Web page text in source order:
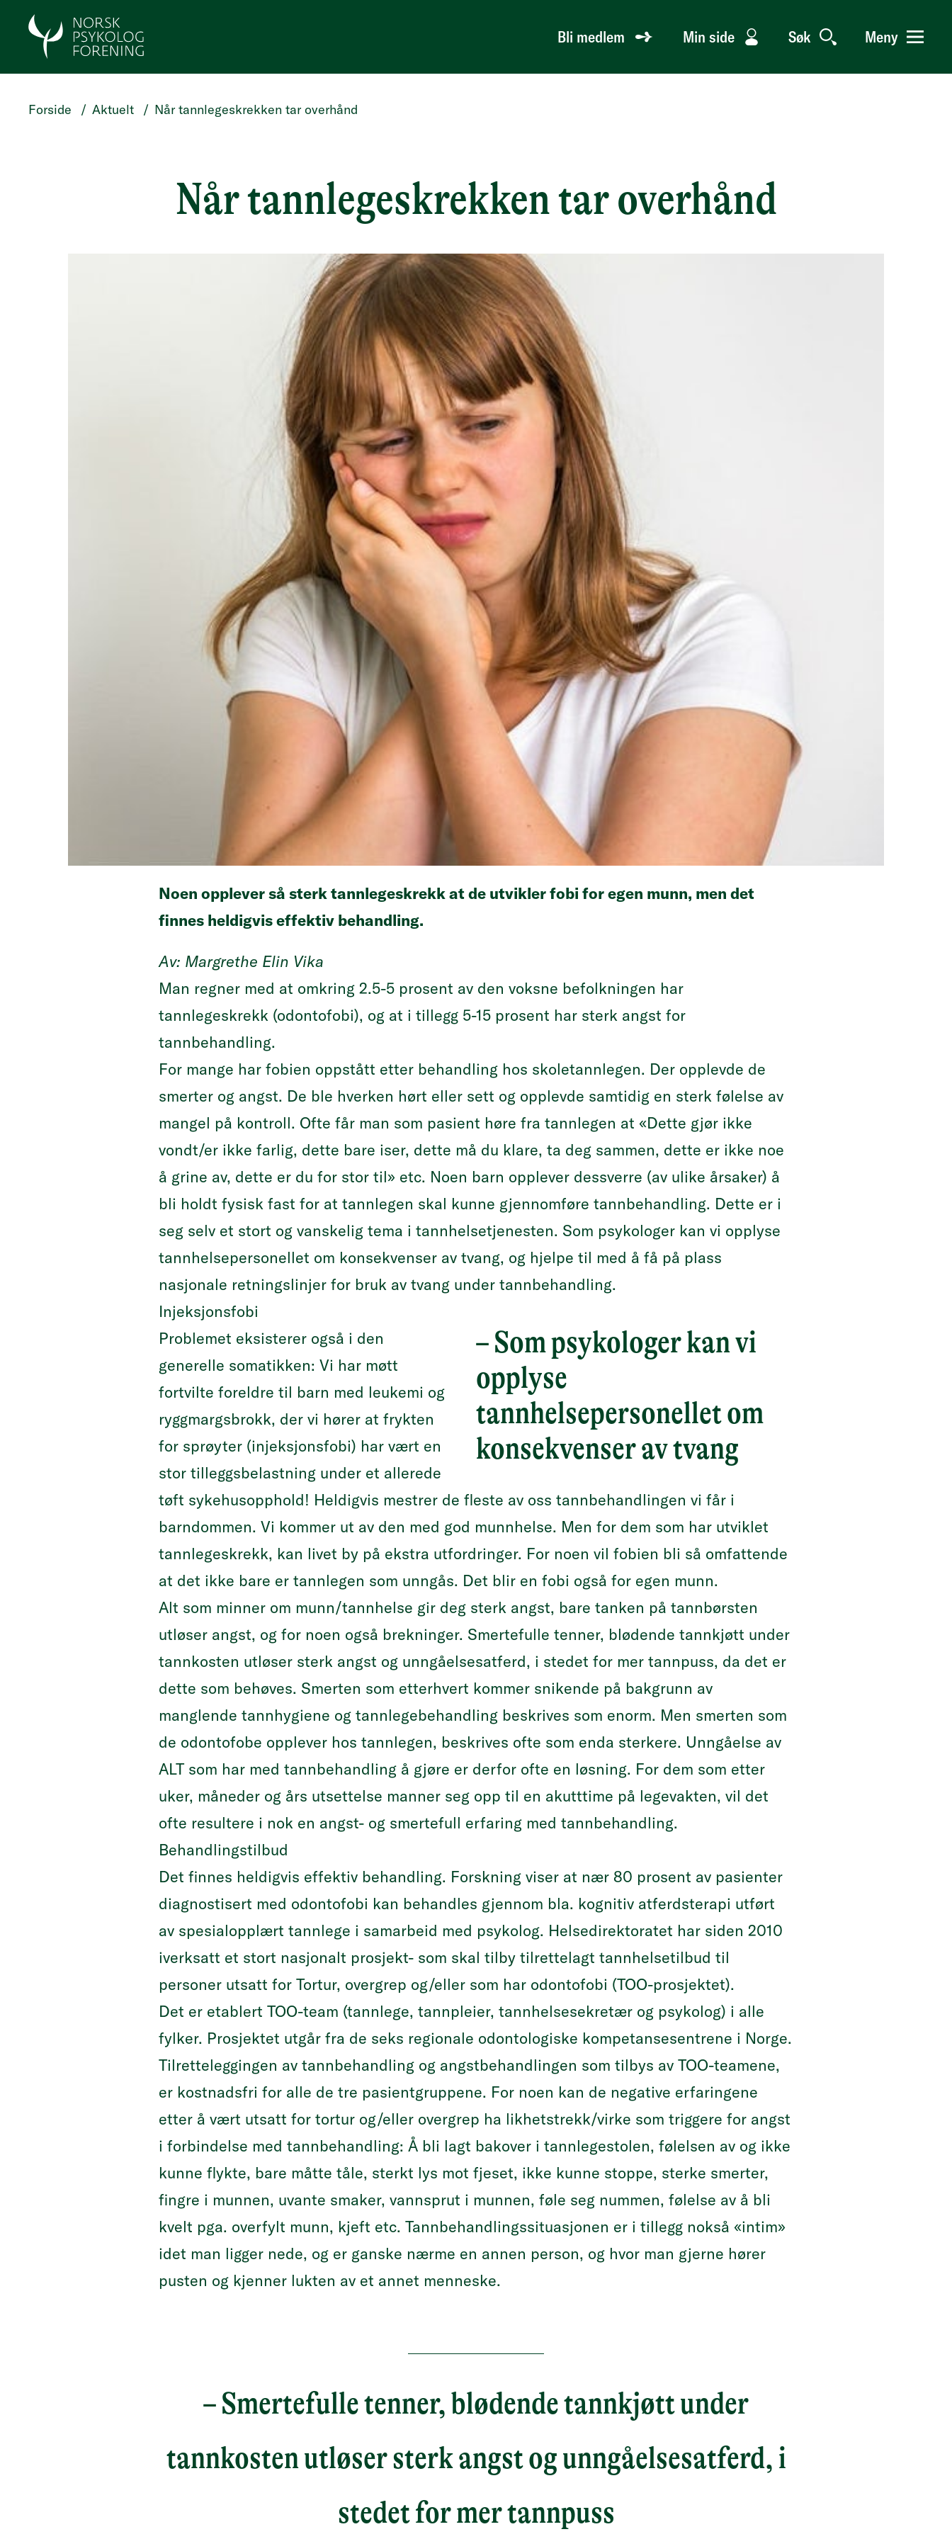
HOPP TIL HOVEDINNHOLD
Bli medlem Min side Søk Meny
Forside / Aktuelt / Når tannlegeskrekken tar overhånd
Når tannlegeskrekken tar overhånd
Noen opplever så sterk tannlegeskrekk at de utvikler fobi for egen munn, men det
finnes heldigvis effektiv behandling.
Av: Margrethe Elin Vika
Man regner med at omkring 2.5-5 prosent av den voksne befolkningen har
tannlegeskrekk (odontofobi), og at i tillegg 5-15 prosent har sterk angst for
tannbehandling.
For mange har fobien oppstått etter behandling hos skoletannlegen. Der opplevde de
smerter og angst. De ble hverken hørt eller sett og opplevde samtidig en sterk følelse av
mangel på kontroll. Ofte får man som pasient høre fra tannlegen at «Dette gjør ikke
vondt/er ikke farlig, dette bare iser, dette må du klare, ta deg sammen, dette er ikke noe
å grine av, dette er du for stor til» etc. Noen barn opplever dessverre (av ulike årsaker) å
bli holdt fysisk fast for at tannlegen skal kunne gjennomføre tannbehandling. Dette er i
seg selv et stort og vanskelig tema i tannhelsetjenesten. Som psykologer kan vi opplyse
tannhelsepersonellet om konsekvenser av tvang, og hjelpe til med å få på plass
nasjonale retningslinjer for bruk av tvang under tannbehandling.
Injeksjonsfobi
– Som psykologer kan vi
opplyse
tannhelsepersonellet om
konsekvenser av tvang
Problemet eksisterer også i den
generelle somatikken: Vi har møtt
fortvilte foreldre til barn med leukemi og
ryggmargsbrokk, der vi hører at frykten
for sprøyter (injeksjonsfobi) har vært en
stor tilleggsbelastning under et allerede
tøft sykehusopphold! Heldigvis mestrer de fleste av oss tannbehandlingen vi får i
barndommen. Vi kommer ut av den med god munnhelse. Men for dem som har utviklet
tannlegeskrekk, kan livet by på ekstra utfordringer. For noen vil fobien bli så omfattende
at det ikke bare er tannlegen som unngås. Det blir en fobi også for egen munn.
Alt som minner om munn/tannhelse gir deg sterk angst, bare tanken på tannbørsten
utløser angst, og for noen også brekninger. Smertefulle tenner, blødende tannkjøtt under
tannkosten utløser sterk angst og unngåelsesatferd, i stedet for mer tannpuss, da det er
dette som behøves. Smerten som etterhvert kommer snikende på bakgrunn av
manglende tannhygiene og tannlegebehandling beskrives som enorm. Men smerten som
de odontofobe opplever hos tannlegen, beskrives ofte som enda sterkere. Unngåelse av
ALT som har med tannbehandling å gjøre er derfor ofte en løsning. For dem som etter
uker, måneder og års utsettelse manner seg opp til en akutttime på legevakten, vil det
ofte resultere i nok en angst- og smertefull erfaring med tannbehandling.
Behandlingstilbud
Det finnes heldigvis effektiv behandling. Forskning viser at nær 80 prosent av pasienter
diagnostisert med odontofobi kan behandles gjennom bla. kognitiv atferdsterapi utført
av spesialopplært tannlege i samarbeid med psykolog. Helsedirektoratet har siden 2010
iverksatt et stort nasjonalt prosjekt- som skal tilby tilrettelagt tannhelsetilbud til
personer utsatt for Tortur, overgrep og/eller som har odontofobi (TOO-prosjektet).
Det er etablert TOO-team (tannlege, tannpleier, tannhelsesekretær og psykolog) i alle
fylker. Prosjektet utgår fra de seks regionale odontologiske kompetansesentrene i Norge.
Tilretteleggingen av tannbehandling og angstbehandlingen som tilbys av TOO-teamene,
er kostnadsfri for alle de tre pasientgruppene. For noen kan de negative erfaringene
etter å vært utsatt for tortur og/eller overgrep ha likhetstrekk/virke som triggere for angst
i forbindelse med tannbehandling: Å bli lagt bakover i tannlegestolen, følelsen av og ikke
kunne flykte, bare måtte tåle, sterkt lys mot fjeset, ikke kunne stoppe, sterke smerter,
fingre i munnen, uvante smaker, vannsprut i munnen, føle seg nummen, følelse av å bli
kvelt pga. overfylt munn, kjeft etc. Tannbehandlingssituasjonen er i tillegg nokså «intim»
idet man ligger nede, og er ganske nærme en annen person, og hvor man gjerne hører
pusten og kjenner lukten av et annet menneske.
– Smertefulle tenner, blødende tannkjøtt under
tannkosten utløser sterk angst og unngåelsesatferd, i
stedet for mer tannpuss